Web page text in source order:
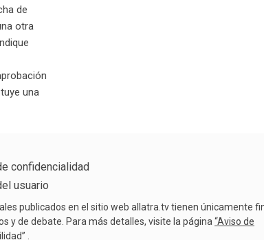
de
otra
una
confidencialidad
usuario
publicados en el sitio web allatra.tv tienen únicamente
y de debate. Para más detalles, visite la página “Aviso de